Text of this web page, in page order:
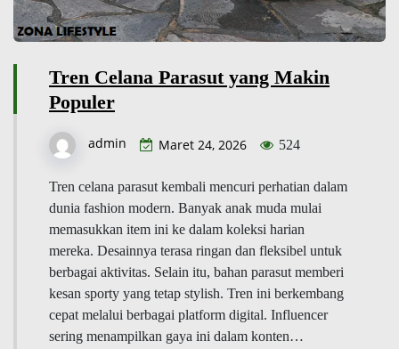
Tren Celana Parasut yang Makin
Populer
admin Maret 24, 2026 524
Tren celana parasut kembali mencuri perhatian dalam
dunia fashion modern. Banyak anak muda mulai
memasukkan item ini ke dalam koleksi harian
mereka. Desainnya terasa ringan dan fleksibel untuk
berbagai aktivitas. Selain itu, bahan parasut memberi
kesan sporty yang tetap stylish. Tren ini berkembang
cepat melalui berbagai platform digital. Influencer
sering menampilkan gaya ini dalam konten…